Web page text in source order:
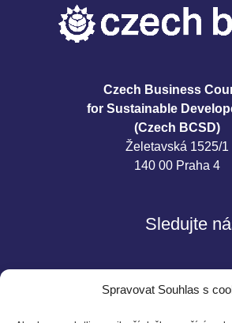
Spravovat Souhlas s
Czech Business
for Sustainable
(Czech BCSD)
Želetavská 1525/1
140 00 Praha 4
Sledujte